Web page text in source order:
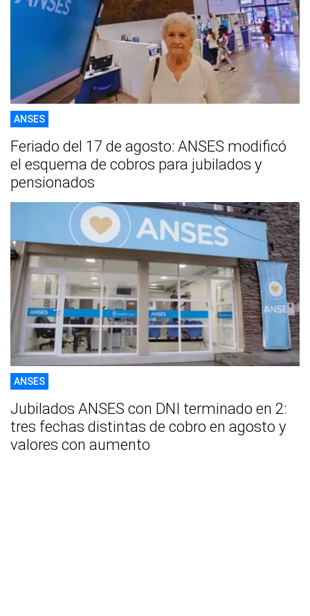
ANSES
Feriado del 17 de agosto: ANSES modificó
el esquema de cobros para jubilados y
pensionados
ANSES
Jubilados ANSES con DNI terminado en 2:
tres fechas distintas de cobro en agosto y
valores con aumento